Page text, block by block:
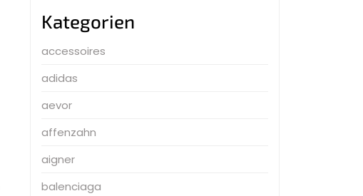
Kategorien
accessoires
adidas
aevor
affenzahn
aigner
balenciaga